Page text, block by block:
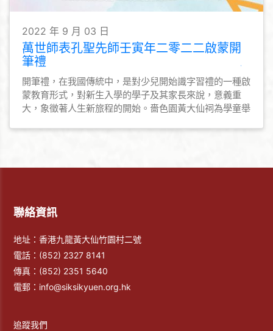
2022 年 9 月 03 日
萬世師表孔聖先師壬寅年二零二二啟蒙開
筆禮
開筆禮，在我國傳統中，是對少兒開始識字習禮的一種啟
蒙教育形式，對新生入學的學子及其家長來說，意義重
大，象徵著人生新旅程的開始。嗇色園黃大仙祠為學童舉
並為他們啟蒙啟智的同時，亦能讓他們明白讀書做人的道
聯絡資訊
地址：香港九龍黃大仙竹園村二號
電話： (852) 2327 8141
傳真： (852) 2351 5640
電郵： info@siksikyuen.org.hk
追蹤我們